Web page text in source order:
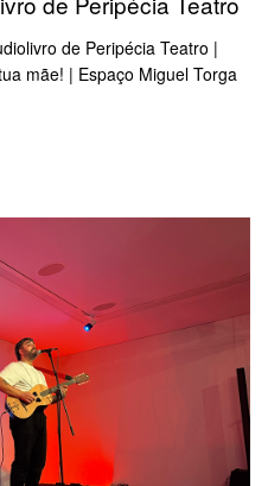
de Peripécia Teatro |
mãe! | Espaço Miguel Torga